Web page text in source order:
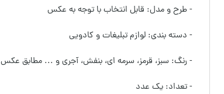
- طرح و مدل: قابل انتخاب با توجه به عکس
- دسته بندی: لوازم تبلیغات و کادویی
- رنگ: سبز، قرمز، سرمه ای، بنفش، آجری و ... مطابق عکس
- تعداد: یک عدد